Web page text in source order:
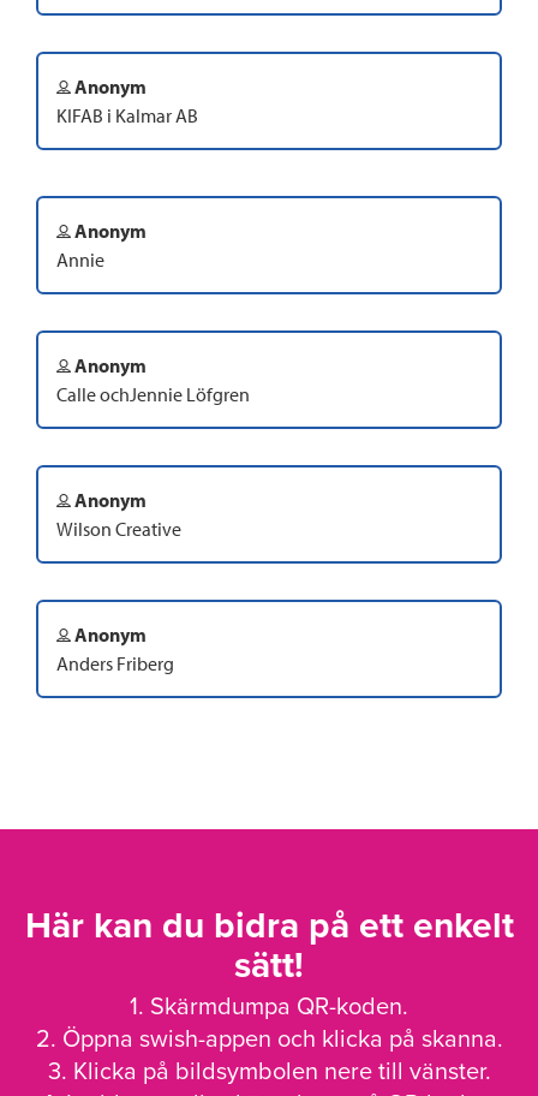
Anonym
KIFAB i Kalmar AB
Anonym
Annie
Anonym
Calle ochJennie Löfgren
Anonym
Wilson Creative
Anonym
Anders Friberg
Här kan du bidra på ett enkelt
sätt!
1. Skärmdumpa QR-koden.
2. Öppna swish-appen och klicka på skanna.
3. Klicka på bildsymbolen nere till vänster.